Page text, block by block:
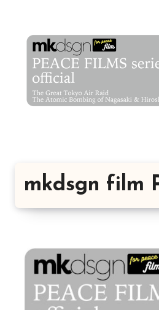
mkdsgn film